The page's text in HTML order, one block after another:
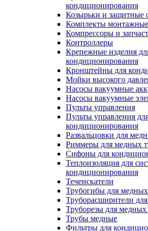
кондиционирования
Козырьки и защитные
Комплекты монтажные
Компрессоры и
Контроллеры
Крепежные изделия
кондиционирования
Кронштейны для
Мойки высокого
Насосы вакуумные
Насосы вакуумные
Пульты управления
Пульты управления
кондиционирования
Развальцовки для
Риммеры для медных
Сифоны для
Теплоизоляция для
кондиционирования
Течеискатели
Трубогибы для
Труборасширители
Труборезы для медных
Трубы медные
Фильтры для